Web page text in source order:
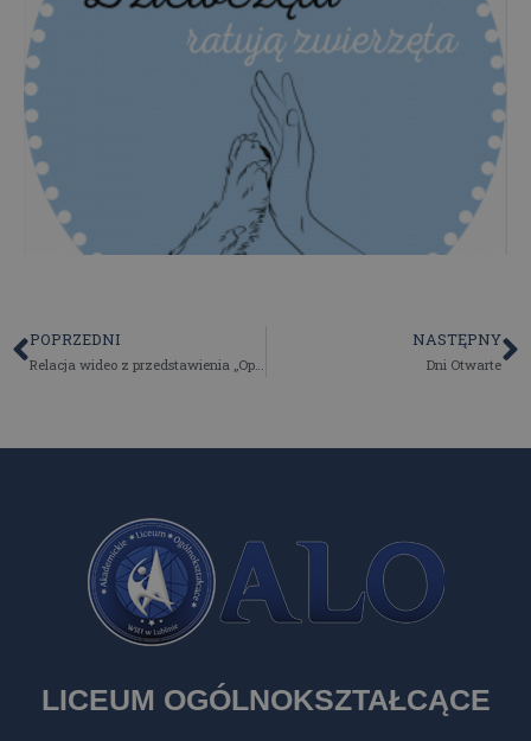
POPRZEDNI NASTĘPNY
Dni Otwarte
LICEUM OGÓLNOKSZTAŁCĄCE